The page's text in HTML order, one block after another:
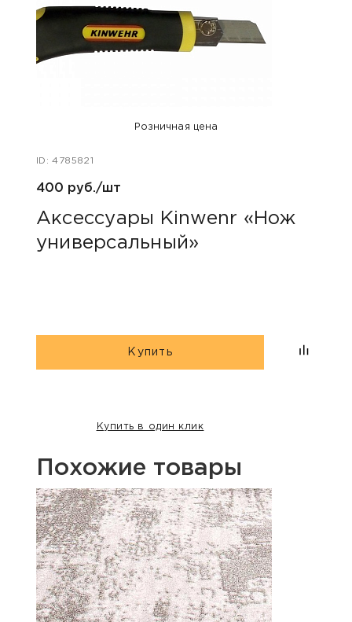
Розничная цена
ID: 4785821
400 руб./шт
Аксессуары Kinwenr «Нож
универсальный»
Купить
Купить в один клик
Похожие товары